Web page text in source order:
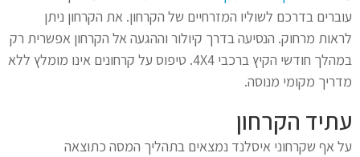
עוברים בדרכם לשוליו המזרחיים של הקרחון. את הקרחון ניתן
לראות מרחוק. הנסיעה בדרך קיולור וההגעה אל הקרחון אפשרית רק
במהלך חודשי הקיץ ברכבי 4X4. טיפוס על קרחונים אינו מומלץ ללא
מדריך מקומי מנוסה.
עתיד הקרחון
על אף שקרחוני איסלנד נמצאים בתהליך המסה כתוצאה